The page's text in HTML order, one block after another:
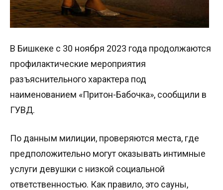
В Бишкеке с 30 ноября 2023 года продолжаются
профилактические мероприятия
разъяснительного характера под
наименованием «Притон-Бабочка», сообщили в
ГУВД.
По данным милиции, проверяются места, где
предположительно могут оказывать интимные
услуги девушки с низкой социальной
ответственностью. Как правило, это сауны,